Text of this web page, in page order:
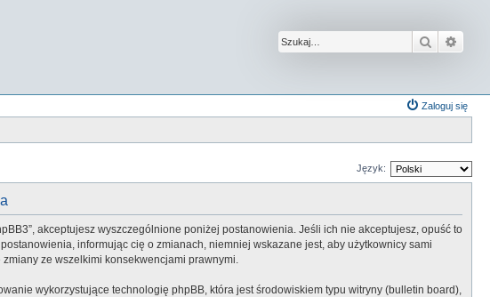
Szukaj
Zaloguj się
Język:
akceptujesz wyszczególnione poniżej postanowienia. Jeśli ich nie akceptujesz, opuść to
informując cię o zmianach, niemniej wskazane jest, aby użytkownicy sami
ze wszelkimi konsekwencjami prawnymi.
wykorzystujące technologię phpBB, która jest środowiskiem typu witryny (bulletin board),